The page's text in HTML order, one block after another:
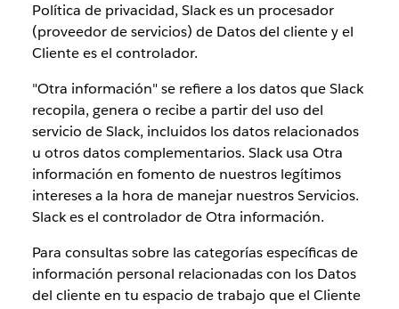
Política de privacidad, Slack es un procesador
(proveedor de servicios) de Datos del cliente y el
Cliente es el controlador.
"Otra información" se refiere a los datos que Slack
recopila, genera o recibe a partir del uso del
servicio de Slack, incluidos los datos relacionados
u otros datos complementarios. Slack usa Otra
información en fomento de nuestros legítimos
intereses a la hora de manejar nuestros Servicios.
Slack es el controlador de Otra información.
Para consultas sobre las categorías específicas de
información personal relacionadas con los Datos
del cliente en tu espacio de trabajo que el Cliente